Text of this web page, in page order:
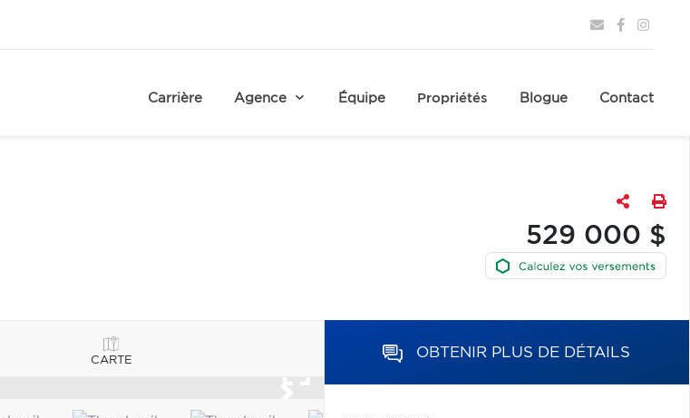
Carrière Agence Équipe Propriétés Blogue Contact
529 000 $
CARTE
OBTENIR PLUS DE DÉTAILS